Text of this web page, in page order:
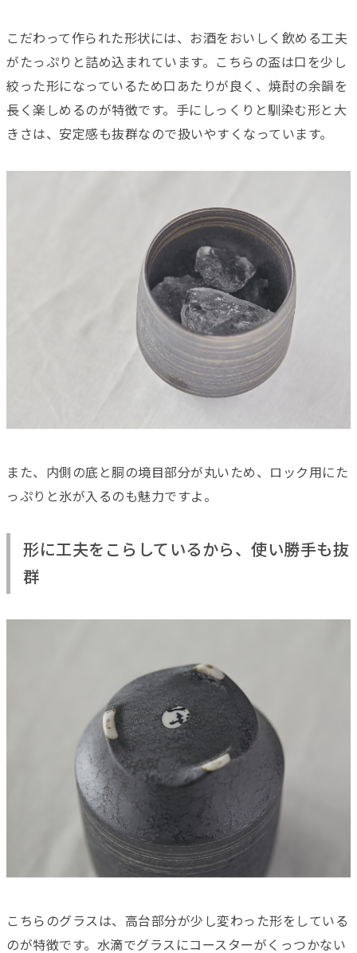
こだわって作られた形状には、お酒をおいしく飲める工夫
がたっぷりと詰め込まれています。こちらの盃は口を少し
絞った形になっているため口あたりが良く、焼酎の余韻を
長く楽しめるのが特徴です。手にしっくりと馴染む形と大
きさは、安定感も抜群なので扱いやすくなっています。
また、内側の底と胴の境目部分が丸いため、ロック用にた
っぷりと氷が入るのも魅力ですよ。
形に工夫をこらしているから、使い勝手も抜
群
こちらのグラスは、高台部分が少し変わった形をしている
のが特徴です。水滴でグラスにコースターがくっつかない